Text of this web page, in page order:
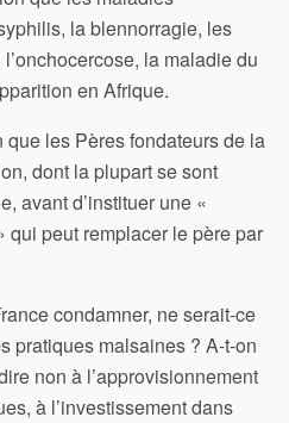
la blennorragie, les
la maladie du
en Afrique.
que les Pères fondateurs de la
dont la plupart se sont
avant d’instituer une «
peut remplacer le père par
condamner, ne serait-ce
pratiques malsaines ? A-t-on
non à l’approvisionnement
à l’investissement dans